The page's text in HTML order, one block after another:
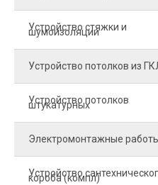
Устройство стяжки и
шумоизоляции
Устройство потолков из
Устройство потолков
штукатурных
Электромонтажные
Устройство
короба (компл)